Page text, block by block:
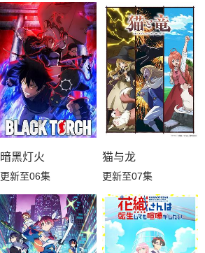
暗黑灯火
更新至06集
猫与龙
更新至07集